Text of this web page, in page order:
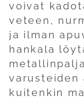
voivat
veteen,
ja ilman
hankala
varusteiden
kuitenkin